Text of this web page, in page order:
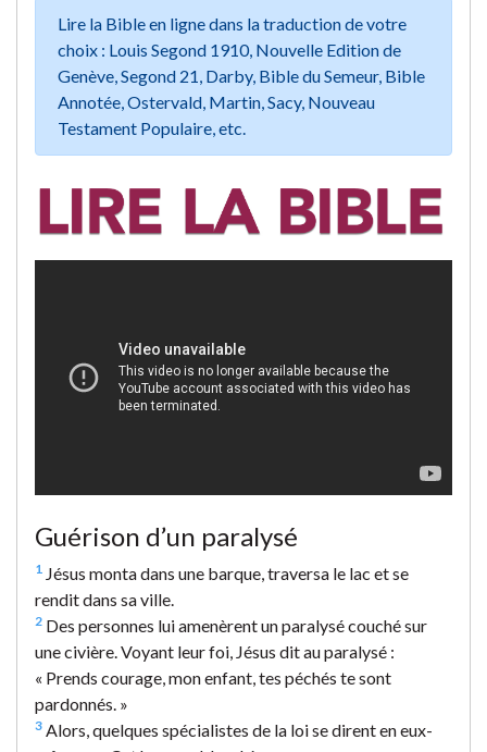
Lire la Bible en ligne dans la traduction de votre
choix : Louis Segond 1910, Nouvelle Edition de
Genève, Segond 21, Darby, Bible du Semeur, Bible
Annotée, Ostervald, Martin, Sacy, Nouveau
Testament Populaire, etc.
Guérison d’un paralysé
1 Jésus monta dans une barque, traversa le lac et se
rendit dans sa ville.
2 Des personnes lui amenèrent un paralysé couché sur
une civière. Voyant leur foi, Jésus dit au paralysé :
« Prends courage, mon enfant, tes péchés te sont
pardonnés. »
3 Alors, quelques spécialistes de la loi se dirent en eux-